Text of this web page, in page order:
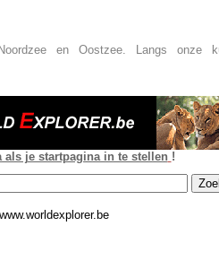
Noordzee en Oostzee. Langs onze
als je startpagina in te stellen !
www.worldexplorer.be